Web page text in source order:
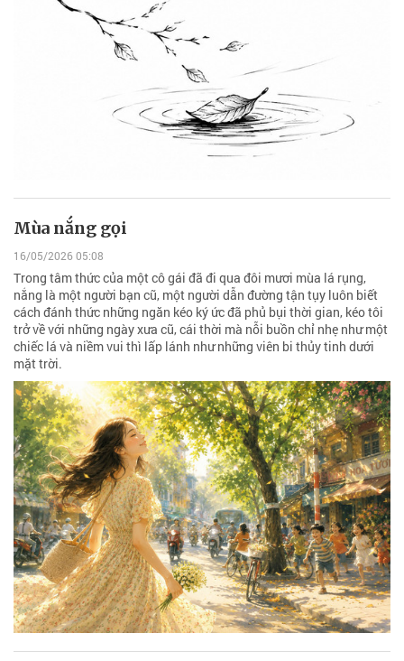
Mùa nắng gọi
16/05/2026 05:08
Trong tâm thức của một cô gái đã đi qua đôi mươi mùa lá rụng,
nắng là một người bạn cũ, một người dẫn đường tận tụy luôn biết
cách đánh thức những ngăn kéo ký ức đã phủ bụi thời gian, kéo tôi
trở về với những ngày xưa cũ, cái thời mà nỗi buồn chỉ nhẹ như một
chiếc lá và niềm vui thì lấp lánh như những viên bi thủy tinh dưới
mặt trời.